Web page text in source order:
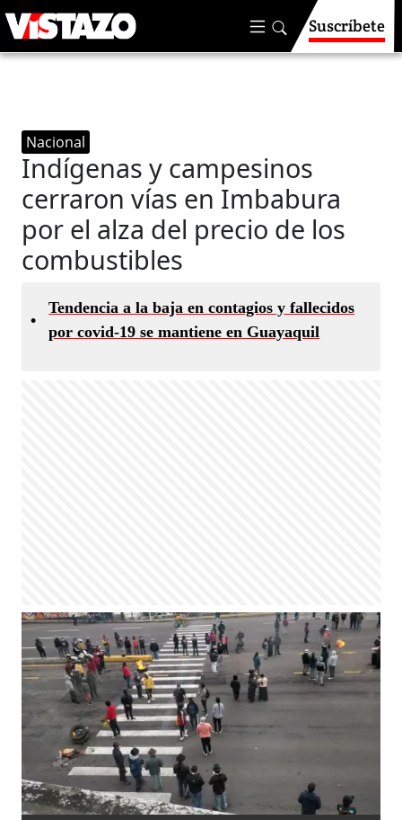
Suscríbete
Nacional
Indígenas y campesinos
cerraron vías en Imbabura
por el alza del precio de los
combustibles
•
Tendencia a la baja en contagios y fallecidos
por covid-19 se mantiene en Guayaquil